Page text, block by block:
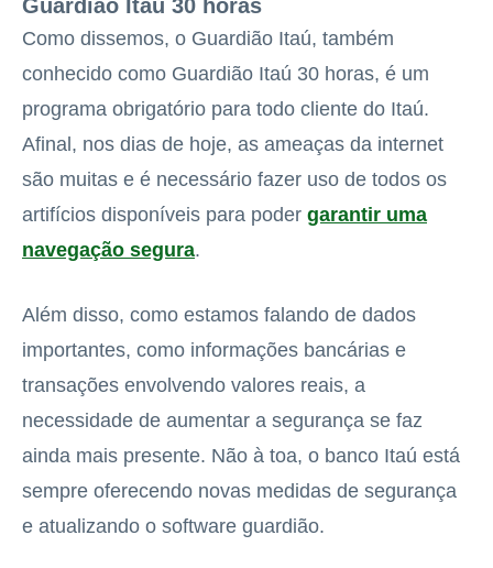
Guardião Itaú 30 horas
Como dissemos, o Guardião Itaú, também
conhecido como Guardião Itaú 30 horas, é um
programa obrigatório para todo cliente do Itaú.
Afinal, nos dias de hoje, as ameaças da internet
são muitas e é necessário fazer uso de todos os
artifícios disponíveis para poder garantir uma
navegação segura.
Além disso, como estamos falando de dados
importantes, como informações bancárias e
transações envolvendo valores reais, a
necessidade de aumentar a segurança se faz
ainda mais presente. Não à toa, o banco Itaú está
sempre oferecendo novas medidas de segurança
e atualizando o software guardião.